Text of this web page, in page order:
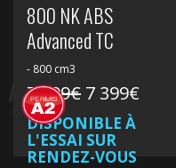
800 NK ABS
Advanced TC
- 800 cm3
7 899€ 7 399€
DISPONIBLE À
L'ESSAI SUR
RENDEZ-VOUS